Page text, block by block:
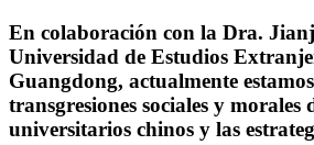
En colaboración con la Dra.
Universidad de Estudios
Guangdong, actualmente
transgresiones sociales y morales
universitarios chinos y las